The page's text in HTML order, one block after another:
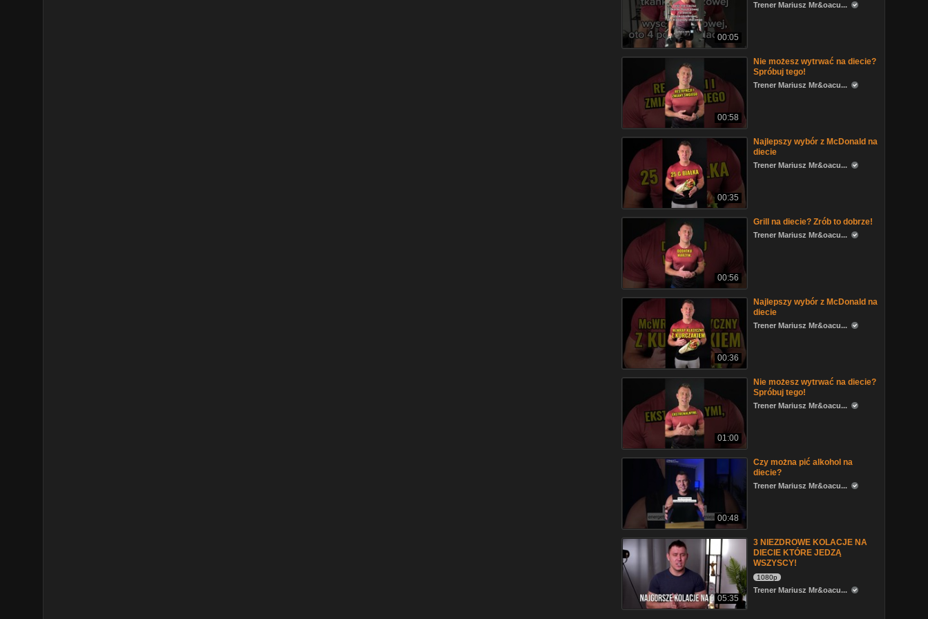
00:05
Trener Mariusz Mr&oacu...
00:58
Nie możesz wytrwać na diecie?
Spróbuj tego!
Trener Mariusz Mr&oacu...
00:35
Najlepszy wybór z McDonald na
diecie
Trener Mariusz Mr&oacu...
00:56
Grill na diecie? Zrób to dobrze!
Trener Mariusz Mr&oacu...
00:36
Najlepszy wybór z McDonald na
diecie
Trener Mariusz Mr&oacu...
01:00
Nie możesz wytrwać na diecie?
Spróbuj tego!
Trener Mariusz Mr&oacu...
00:48
Czy można pić alkohol na
diecie?
Trener Mariusz Mr&oacu...
05:35
3 NIEZDROWE KOLACJE NA
DIECIE KTÓRE JEDZĄ
WSZYSCY!
1080p
Trener Mariusz Mr&oacu...